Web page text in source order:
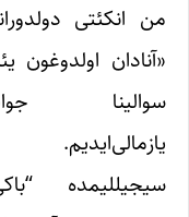
من انکئتی دولدوراندا
«آنادان اولدوغون یئر»
سوالینا جواب
یازمالی‌ایدیم.
سیجیللیمده “باکی”